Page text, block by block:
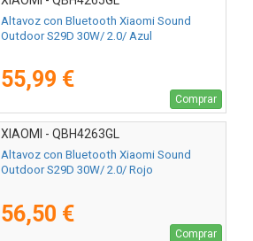
Altavoz con Bluetooth Xiaomi Sound
Outdoor S29D 30W/ 2.0/ Azul
55,99 €
Comprar
XIAOMI - QBH4263GL
Altavoz con Bluetooth Xiaomi Sound
Outdoor S29D 30W/ 2.0/ Rojo
56,50 €
Comprar